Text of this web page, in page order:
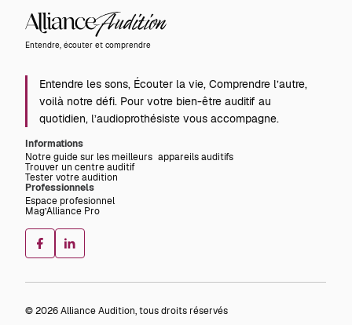
Audition
Entendre, écouter et comprendre
Entendre les sons, Écouter la vie, Comprendre l’autre,
voilà notre défi. Pour votre bien-être auditif au
quotidien, l’audioprothésiste vous accompagne.
Informations
Notre guide sur les meilleurs appareils auditifs
Trouver un centre auditif
Tester votre audition
Professionnels
Espace profesionnel
Mag’Alliance Pro
© 2026 Alliance Audition, tous droits réservés